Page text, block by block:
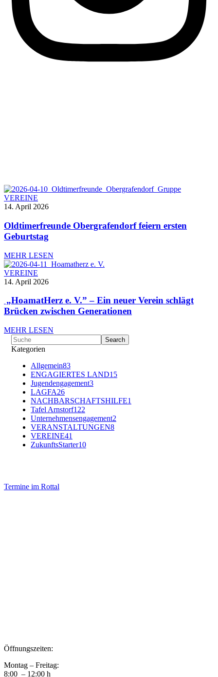
VEREINE
14. April 2026
Oldtimerfreunde Obergrafendorf feiern ersten
Geburtstag
MEHR LESEN
VEREINE
14. April 2026
„HoamatHerz e. V.” – Ein neuer Verein schlägt
Brücken zwischen Generationen
MEHR LESEN
Kategorien
Allgemein83
ENGAGIERTES LAND15
Jugendengagement3
LAGFA26
NACHBARSCHAFTSHILFE1
Tafel Arnstorf122
Unternehmensengagement2
VERANSTALTUNGEN8
VEREINE41
ZukunftsStarter10
Termine im Rottal
Öffnungszeiten:
Montag – Freitag:
8:00 – 12:00 h